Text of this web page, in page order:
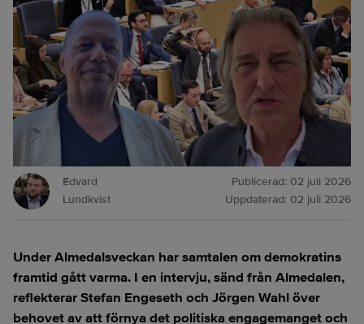
Edvard
Lundkvist
Publicerad: 02 juli 2026
Uppdaterad: 02 juli 2026
Under Almedalsveckan har samtalen om demokratins
framtid gått varma. I en intervju, sänd från Almedalen,
reflekterar Stefan Engeseth och Jörgen Wahl över
behovet av att förnya det politiska engagemanget och